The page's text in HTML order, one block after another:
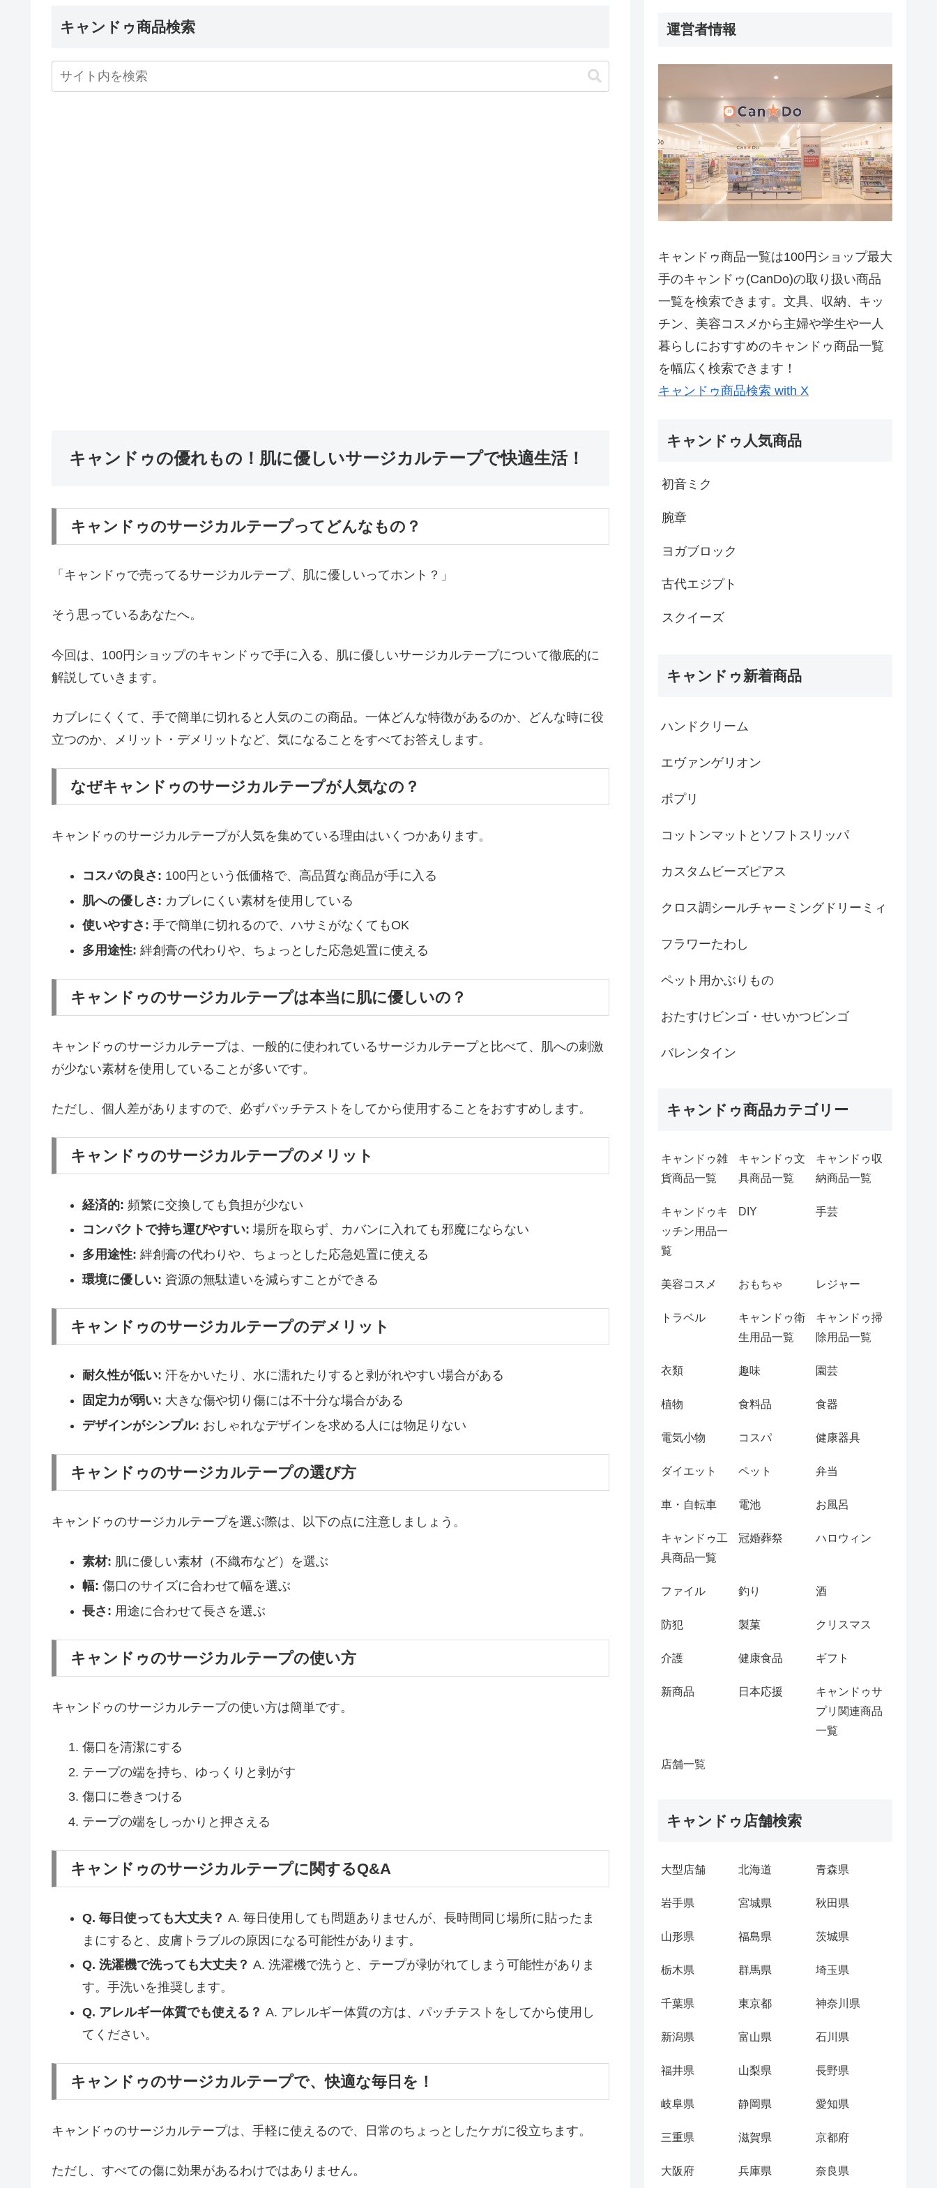
キャンドゥ商品検索
キャンドゥの優れもの！肌に優しいサージカルテープで快適生活！
キャンドゥのサージカルテープってどんなもの？
「キャンドゥで売ってるサージカルテープ、肌に優しいってホント？」
そう思っているあなたへ。
今回は、100円ショップのキャンドゥで手に入る、肌に優しいサージカルテープについて徹底的に
解説していきます。
カブレにくくて、手で簡単に切れると人気のこの商品。一体どんな特徴があるのか、どんな時に役
立つのか、メリット・デメリットなど、気になることをすべてお答えします。
なぜキャンドゥのサージカルテープが人気なの？
キャンドゥのサージカルテープが人気を集めている理由はいくつかあります。
コスパの良さ: 100円という低価格で、高品質な商品が手に入る
肌への優しさ: カブレにくい素材を使用している
使いやすさ: 手で簡単に切れるので、ハサミがなくてもOK
多用途性: 絆創膏の代わりや、ちょっとした応急処置に使える
キャンドゥのサージカルテープは本当に肌に優しいの？
キャンドゥのサージカルテープは、一般的に使われているサージカルテープと比べて、肌への刺激
が少ない素材を使用していることが多いです。
ただし、個人差がありますので、必ずパッチテストをしてから使用することをおすすめします。
キャンドゥのサージカルテープのメリット
経済的: 頻繁に交換しても負担が少ない
コンパクトで持ち運びやすい: 場所を取らず、カバンに入れても邪魔にならない
多用途性: 絆創膏の代わりや、ちょっとした応急処置に使える
環境に優しい: 資源の無駄遣いを減らすことができる
キャンドゥのサージカルテープのデメリット
耐久性が低い: 汗をかいたり、水に濡れたりすると剥がれやすい場合がある
固定力が弱い: 大きな傷や切り傷には不十分な場合がある
デザインがシンプル: おしゃれなデザインを求める人には物足りない
キャンドゥのサージカルテープの選び方
キャンドゥのサージカルテープを選ぶ際は、以下の点に注意しましょう。
素材: 肌に優しい素材（不織布など）を選ぶ
幅: 傷口のサイズに合わせて幅を選ぶ
長さ: 用途に合わせて長さを選ぶ
キャンドゥのサージカルテープの使い方
キャンドゥのサージカルテープの使い方は簡単です。
傷口を清潔にする
テープの端を持ち、ゆっくりと剥がす
傷口に巻きつける
テープの端をしっかりと押さえる
キャンドゥのサージカルテープに関するQ&A
Q. 毎日使っても大丈夫？ A. 毎日使用しても問題ありませんが、長時間同じ場所に貼ったま
まにすると、皮膚トラブルの原因になる可能性があります。
Q. 洗濯機で洗っても大丈夫？ A. 洗濯機で洗うと、テープが剥がれてしまう可能性がありま
す。手洗いを推奨します。
Q. アレルギー体質でも使える？ A. アレルギー体質の方は、パッチテストをしてから使用し
てください。
キャンドゥのサージカルテープで、快適な毎日を！
キャンドゥのサージカルテープは、手軽に使えるので、日常のちょっとしたケガに役立ちます。
ただし、すべての傷に効果があるわけではありません。
運営者情報
キャンドゥ商品一覧は100円ショップ最大
手のキャンドゥ(CanDo)の取り扱い商品
一覧を検索できます。文具、収納、キッ
チン、美容コスメから主婦や学生や一人
暮らしにおすすめのキャンドゥ商品一覧
を幅広く検索できます！
キャンドゥ商品検索 with X
キャンドゥ人気商品
初音ミク
腕章
ヨガブロック
古代エジプト
スクイーズ
キャンドゥ新着商品
ハンドクリーム
エヴァンゲリオン
ポプリ
コットンマットとソフトスリッパ
カスタムビーズピアス
クロス調シールチャーミングドリーミィ
フラワーたわし
ペット用かぶりもの
おたすけビンゴ・せいかつビンゴ
バレンタイン
キャンドゥ商品カテゴリー
キャンドゥ雑
貨商品一覧
キャンドゥ文
具商品一覧
キャンドゥ収
納商品一覧
キャンドゥキ
ッチン用品一
覧
DIY 手芸
美容コスメ おもちゃ レジャー
トラベル
キャンドゥ衛
生用品一覧
キャンドゥ掃
除用品一覧
衣類 趣味 園芸
植物 食料品 食器
電気小物 コスパ 健康器具
ダイエット ペット 弁当
車・自転車 電池 お風呂
キャンドゥ工
具商品一覧
冠婚葬祭 ハロウィン
ファイル 釣り 酒
防犯 製菓 クリスマス
介護 健康食品 ギフト
新商品 日本応援
キャンドゥサ
プリ関連商品
一覧
店舗一覧
キャンドゥ店舗検索
大型店舗 北海道 青森県
岩手県 宮城県 秋田県
山形県 福島県 茨城県
栃木県 群馬県 埼玉県
千葉県 東京都 神奈川県
新潟県 富山県 石川県
福井県 山梨県 長野県
岐阜県 静岡県 愛知県
三重県 滋賀県 京都府
大阪府 兵庫県 奈良県